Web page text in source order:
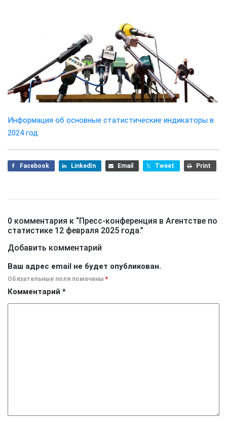
Информация об основные статистические индикаторы в
2024 год
Facebook LinkedIn Email Tweet Print
0 комментария к “Пресс-конференция в Агентстве по
статистике 12 февраля 2025 года.”
Добавить комментарий
Ваш адрес email не будет опубликован.
Обязательные поля помечены *
Комментарий *